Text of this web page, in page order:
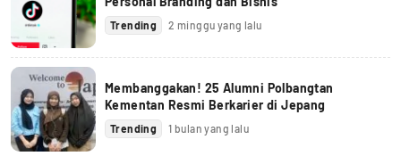
Trending 2 minggu yang lalu
Membanggakan! 25 Alumni Polbangtan
Kementan Resmi Berkarier di Jepang
Trending 1 bulan yang lalu